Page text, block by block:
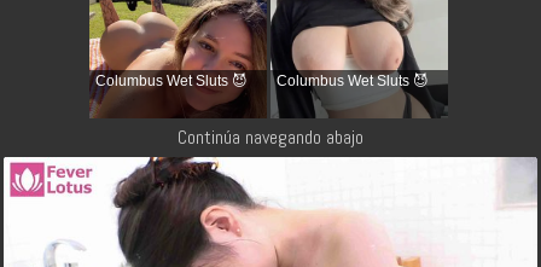
Columbus Wet Sluts 😈 Columbus Wet Sluts 😈
Continúa navegando abajo